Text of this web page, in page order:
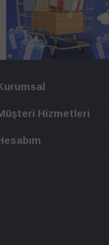
Hizmetleri